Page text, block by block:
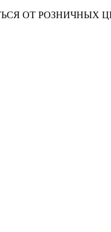
ОТ РОЗНИЧНЫХ